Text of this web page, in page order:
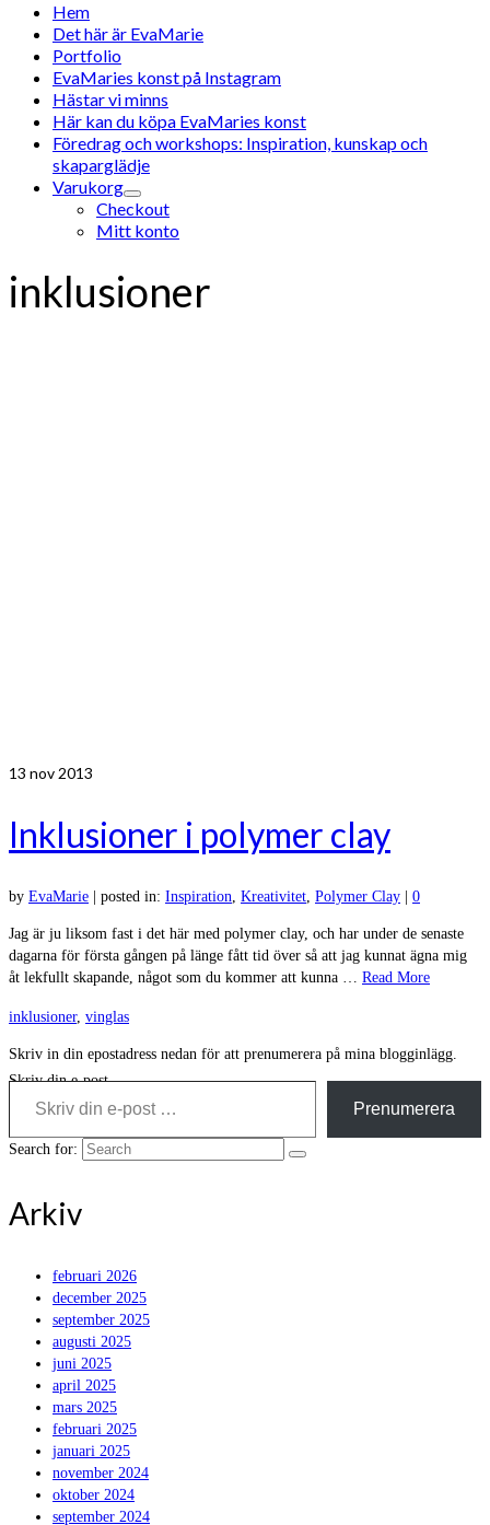
Hem
Det här är EvaMarie
Portfolio
EvaMaries konst på Instagram
Hästar vi minns
Här kan du köpa EvaMaries konst
Föredrag och workshops: Inspiration, kunskap och
skaparglädje
Varukorg
Checkout
Mitt konto
inklusioner
13 nov 2013
Inklusioner i polymer clay
by EvaMarie posted in: Inspiration, Kreativitet, Polymer Clay 0
Jag är ju liksom fast i det här med polymer clay, och har under de senaste
dagarna för första gången på länge fått tid över så att jag kunnat ägna mig
åt lekfullt skapande, något som du kommer att kunna … Read More
inklusioner, vinglas
Skriv in din epostadress nedan för att prenumerera på mina blogginlägg.
Skriv din e-post …
Prenumerera
Search for:
Arkiv
februari 2026
december 2025
september 2025
augusti 2025
juni 2025
april 2025
mars 2025
februari 2025
januari 2025
november 2024
oktober 2024
september 2024